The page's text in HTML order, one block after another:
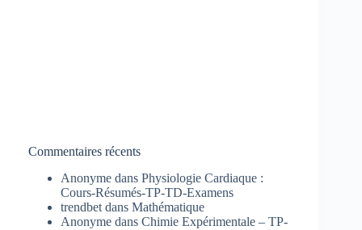
Commentaires récents
Anonyme dans Physiologie Cardiaque :
Cours-Résumés-TP-TD-Examens
trendbet dans Mathématique
Anonyme dans Chimie Expérimentale – TP-